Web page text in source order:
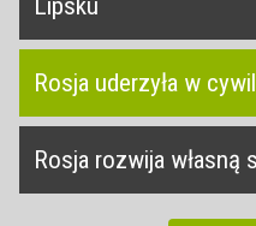
Lipsku
Rosja uderzyła w
Rosja rozwija własną